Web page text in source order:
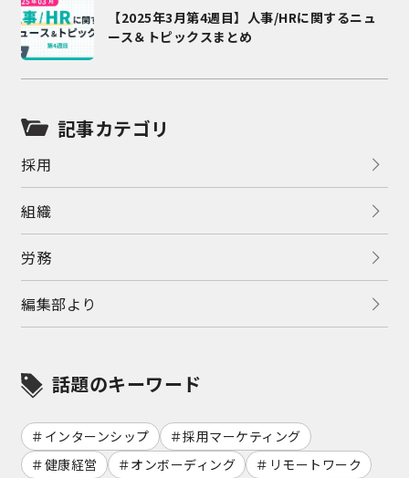
【2025年3月第4週目】人事/HRに関するニュ
ース＆トピックスまとめ
記事カテゴリ
採用
組織
労務
編集部より
話題のキーワード
インターンシップ
採用マーケティング
健康経営
オンボーディング
リモートワーク